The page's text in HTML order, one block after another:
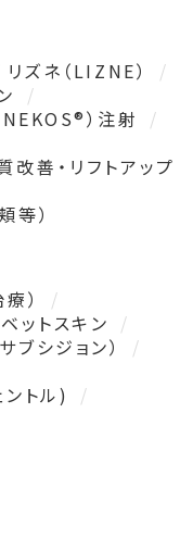
リズネ（LIZNE）
）注射
善・リフトアップ
等）
）
ットスキン
ブシジョン）
トル)